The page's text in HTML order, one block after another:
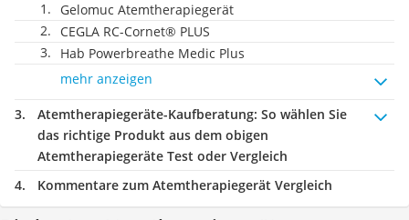
Gelomuc Atemtherapiegerät
CEGLA RC-Cornet® PLUS
Hab Powerbreathe Medic Plus
mehr anzeigen
Atemtherapiegeräte-Kaufberatung: So wählen Sie
das richtige Produkt aus dem obigen
Atemtherapiegeräte Test oder Vergleich
Kommentare zum Atemtherapiegerät Vergleich